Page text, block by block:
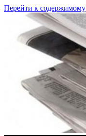
Перейти к содержимому